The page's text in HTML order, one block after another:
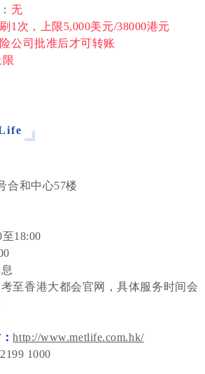
无
1次，上限5,000美元/38000港元
公司批准后才可转账
限
合和中心57楼
18:00
至香港大都会官网，具体服务时间会
http://www.metlife.com.hk/
1000